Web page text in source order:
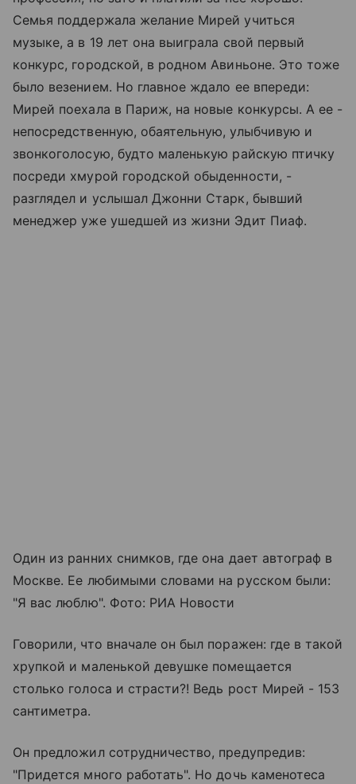
Семья поддержала желание Мирей учиться
музыке, а в 19 лет она выиграла свой первый
конкурс, городской, в родном Авиньоне. Это тоже
было везением. Но главное ждало ее впереди:
Мирей поехала в Париж, на новые конкурсы. А ее -
непосредственную, обаятельную, улыбчивую и
звонкоголосую, будто маленькую райскую птичку
посреди хмурой городской обыденности, -
разглядел и услышал Джонни Старк, бывший
менеджер уже ушедшей из жизни Эдит Пиаф.
Один из ранних снимков, где она дает автограф в
Москве. Ее любимыми словами на русском были:
"Я вас люблю". Фото: РИА Новости
Говорили, что вначале он был поражен: где в такой
хрупкой и маленькой девушке помещается
столько голоса и страсти?! Ведь рост Мирей - 153
сантиметра.
Он предложил сотрудничество, предупредив:
"Придется много работать". Но дочь каменотеса